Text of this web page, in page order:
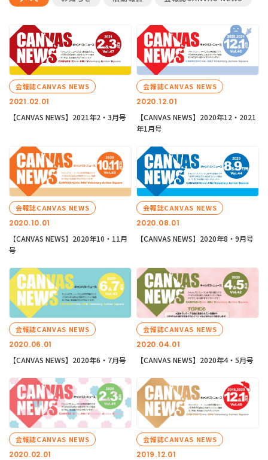
2021.02.01
会報誌CANVAS NEWS
【CANVAS NEWS】2021年2・3月号
2020.12.01
会報誌CANVAS NEWS
【CANVAS NEWS】2020年12・2021
年1月号
2020.10.01
会報誌CANVAS NEWS
【CANVAS NEWS】2020年10・11月
号
2020.08.01
会報誌CANVAS NEWS
【CANVAS NEWS】2020年8・9月号
2020.06.01
会報誌CANVAS NEWS
【CANVAS NEWS】2020年6・7月号
2020.04.01
会報誌CANVAS NEWS
【CANVAS NEWS】2020年4・5月号
2020.02.01
会報誌CANVAS NEWS
2019.12.01
会報誌CANVAS NEWS